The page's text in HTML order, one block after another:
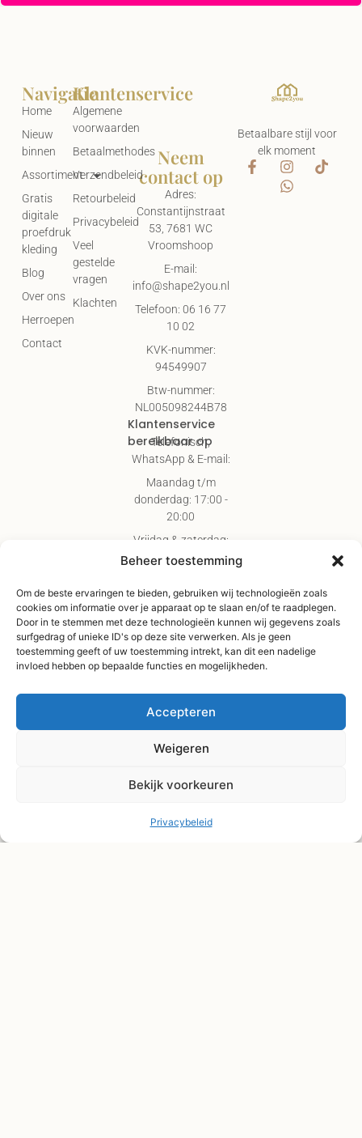
Beheer toestemming
Om de beste ervaringen te bieden, gebruiken wij technologieën zoals
cookies om informatie over je apparaat op te slaan en/of te raadplegen.
Door in te stemmen met deze technologieën kunnen wij gegevens zoals
surfgedrag of unieke ID's op deze site verwerken. Als je geen
toestemming geeft of uw toestemming intrekt, kan dit een nadelige
invloed hebben op bepaalde functies en mogelijkheden.
Accepteren
Weigeren
Bekijk voorkeuren
Privacybeleid
Betaalbare stijl voor
elk moment
Klantenservice
Algemene
voorwaarden
Betaalmethodes
Verzendbeleid
Retourbeleid
Privacybeleid
Veel
gestelde
vragen
Klachten
Navigatie
Home
Nieuw
binnen
Assortiment
Gratis
digitale
proefdruk
kleding
Blog
Over ons
Herroepen
Contact
Neem
contact op
Adres:
Constantijnstraat
53, 7681 WC
Vroomshoop
E-mail:
info@shape2you.nl
Telefoon: 06 16 77
10 02
KVK-nummer:
94549907
Btw-nummer:
NL005098244B78
Klantenservice
bereikbaar op
Telefonisch,
WhatsApp & E-mail:
Maandag t/m
donderdag: 17:00 -
20:00
Vrijdag & zaterdag:
09:00 - 17:00
vanaf €75,-
Verzending binnen 3-
4 werkdagen
Afhaal Kloosterdijk